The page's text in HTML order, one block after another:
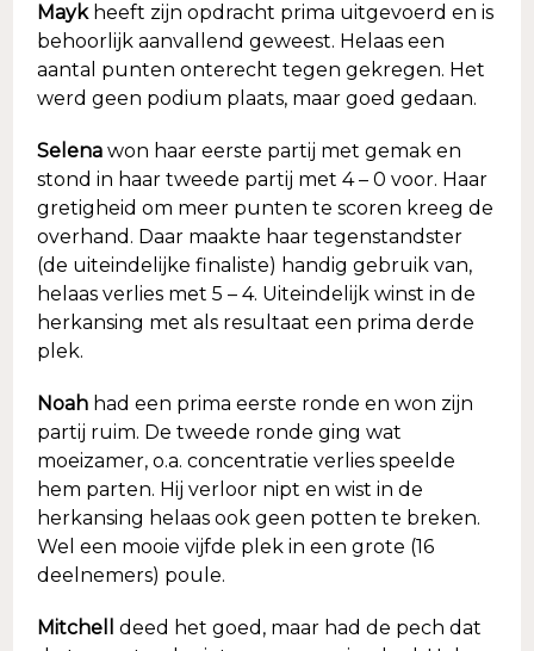
Maykheeft zijn opdracht prima uitgevoerd en is
behoorlijk aanvallend geweest. Helaas een
aantal punten onterecht tegen gekregen. Het
werd geen podium plaats, maar goed gedaan.
Selena won haar eerste partij met gemak en
stond in haar tweede partij met 4 – 0 voor. Haar
gretigheid om meer punten te scoren kreeg de
overhand. Daar maakte haar tegenstandster
(de uiteindelijke finaliste) handig gebruik van,
helaas verlies met 5 – 4. Uiteindelijk winst in de
herkansing met als resultaat een prima derde
plek.
Noah had een prima eerste ronde en won zijn
partij ruim. De tweede ronde ging wat
moeizamer, o.a. concentratie verlies speelde
hem parten. Hij verloor nipt en wist in de
herkansing helaas ook geen potten te breken.
Wel een mooie vijfde plek in een grote (16
deelnemers) poule.
Mitchell
deed het goed, maar had de pech dat